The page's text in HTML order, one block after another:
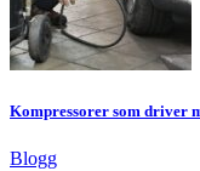
Kompressorer som driver
Blogg